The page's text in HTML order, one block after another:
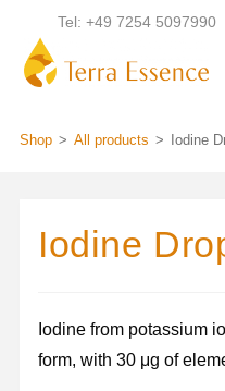
content
Tel: +49 7254 5097990
Shop > All products > Iodine
Iodine
Iodine from potassium
form, with 30 μg of